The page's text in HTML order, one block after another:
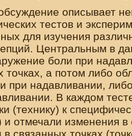
описывает
тестов и
для изучения
Центральным в
боли при
точках, а потом либо
при надавливании,
В каждом
(технику) к
и отмечали изменения